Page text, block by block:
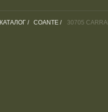
КАТАЛОГ / COANTE / 30705